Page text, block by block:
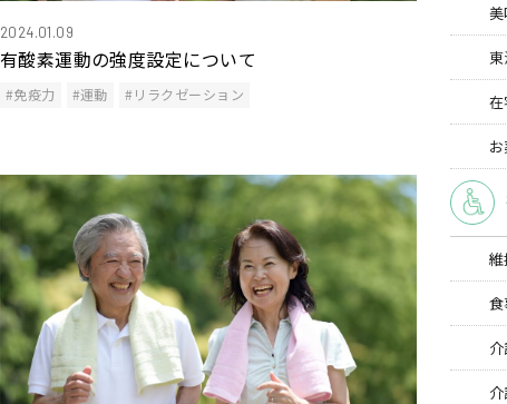
2024.01.09
有酸素運動の強度設定について
#免疫力 #運動 #リラクゼーション